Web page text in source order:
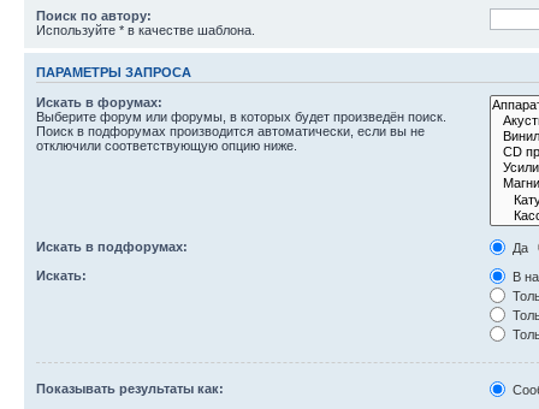
Поиск по автору:
Используйте * в качестве шаблона.
ПАРАМЕТРЫ ЗАПРОСА
Искать в форумах:
Выберите форум или форумы, в которых будет произведён поиск.
Поиск в подфорумах производится автоматически, если вы не
отключили соответствующую опцию ниже.
Искать в подфорумах:
Да
Искать:
В
Показывать результаты как: